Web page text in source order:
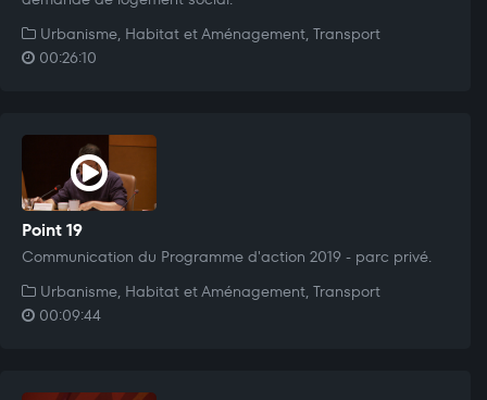
Urbanisme, Habitat et Aménagement, Transport
00:26:10
Point 19
Communication du Programme d'action 2019 - parc privé.
Urbanisme, Habitat et Aménagement, Transport
00:09:44